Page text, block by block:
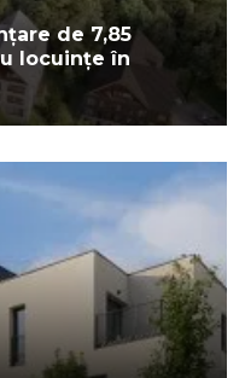
de 7,85
locuințe în